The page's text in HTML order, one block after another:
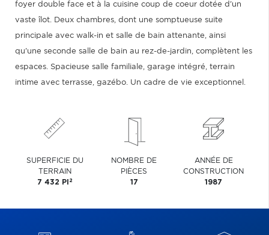
foyer double face et à la cuisine coup de coeur dotée d'un
vaste îlot. Deux chambres, dont une somptueuse suite
principale avec walk-in et salle de bain attenante, ainsi
qu'une seconde salle de bain au rez-de-jardin, complètent les
espaces. Spacieuse salle familiale, garage intégré, terrain
intime avec terrasse, gazébo. Un cadre de vie exceptionnel.
SUPERFICIE DU
TERRAIN
7 432 PI 2
NOMBRE DE
PIÈCES
17
ANNÉE DE
CONSTRUCTION
1987